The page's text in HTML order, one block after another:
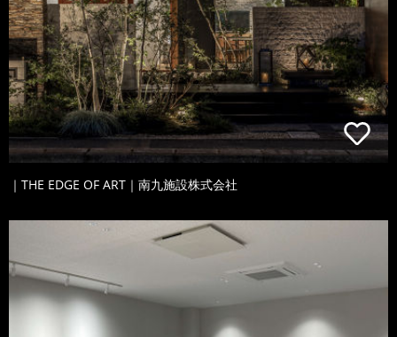
｜THE EDGE OF ART｜南九施設株式会社